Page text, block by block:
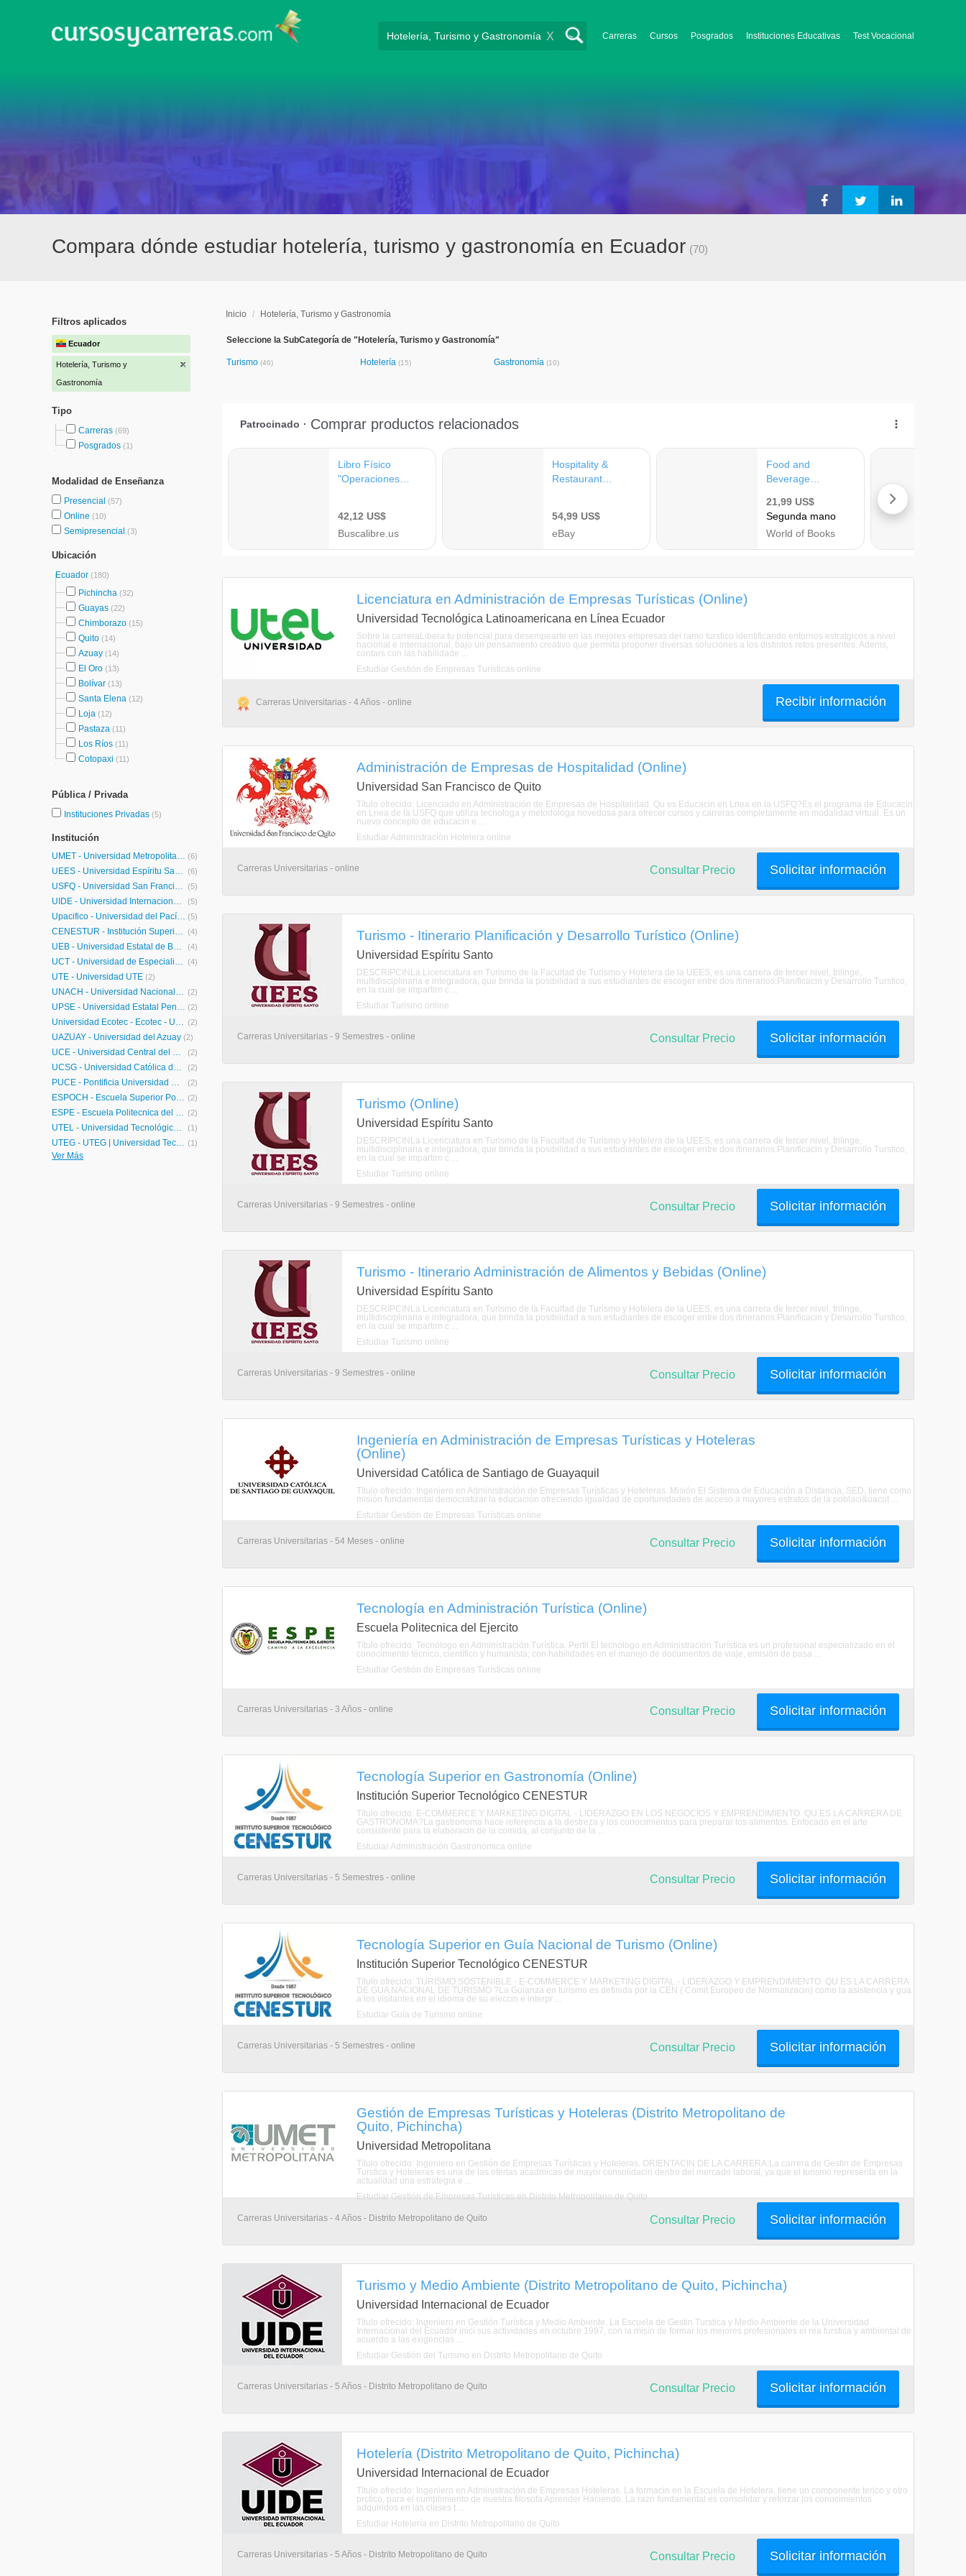
Carreras Cursos Posgrados Instituciones Educativas Test Vocacional
X
Compara dónde estudiar hotelería, turismo y gastronomía en Ecuador (70)
Filtros aplicados
Ecuador
Hotelería, Turismo y
Gastronomía
Tipo
Carreras (69)
Posgrados (1)
Modalidad de Enseñanza
Presencial (57)
Online (10)
Semipresencial (3)
Ubicación
Ecuador (180)
Pichincha (32)
Guayas (22)
Chimborazo (15)
Quito (14)
Azuay (14)
El Oro (13)
Bolívar (13)
Santa Elena (12)
Loja (12)
Pastaza (11)
Los Ríos (11)
Cotopaxi (11)
Pública / Privada
Instituciones Privadas (5)
Institución
UMET - Universidad Metropolitana (6)
UEES - Universidad Espíritu Santo (6)
USFQ - Universidad San Francisco de Quito (5)
UIDE - Universidad Internacional de Ecuador (5)
Upacifico - Universidad del Pacífico (5)
CENESTUR - Institución Superior Tecnológico CENESTUR (4)
UEB - Universidad Estatal de Bolivar (4)
UCT - Universidad de Especialidades Turísticas (4)
UTE - Universidad UTE (2)
UNACH - Universidad Nacional del Chimborazo (2)
UPSE - Universidad Estatal Peninsula de Santa Elena (2)
Universidad Ecotec - Ecotec - Universidad Tecnologica (2)
UAZUAY - Universidad del Azuay (2)
UCE - Universidad Central del Ecuador (2)
UCSG - Universidad Católica de Santiago de Guayaquil (2)
PUCE - Pontificia Universidad Católica del Ecuador (2)
ESPOCH - Escuela Superior Politécnica del Chimborazo (2)
ESPE - Escuela Politecnica del Ejercito (2)
UTEL - Universidad Tecnológica Latinoamericana en Línea Ecuador (1)
UTEG - UTEG | Universidad Tecnológica Empresarial de Guayaquil (1)
Ver Más
Inicio / Hotelería, Turismo y Gastronomía
Seleccione la SubCategoría de "Hotelería, Turismo y Gastronomía"
Turismo (46) Hotelería (15) Gastronomía (10)
Licenciatura en Administración de Empresas Turísticas (Online)
Universidad Tecnológica Latinoamericana en Línea Ecuador
Sobre la carreraLibera tu potencial para desempearte en las mejores empresas del ramo turstico identificando entornos estratgicos a nivel
nacional e internacional, bajo un pensamiento creativo que permita proponer diversas soluciones a los distintos retos presentes. Adems,
contars con las habilidade ...
Estudiar Gestión de Empresas Turísticas online
Carreras Universitarias - 4 Años - online Recibir información
Administración de Empresas de Hospitalidad (Online)
Universidad San Francisco de Quito
Título ofrecido: Licenciado en Administración de Empresas de Hospitalidad. Qu es Educacin en Lnea en la USFQ?Es el programa de Educacin
en Lnea de la USFQ que utiliza tecnologa y metodologa novedosa para ofrecer cursos y carreras completamente en modalidad virtual. Es un
nuevo concepto de educacin e ...
Estudiar Administración Hotelera online
Carreras Universitarias - online Solicitar información
Consultar Precio
Turismo - Itinerario Planificación y Desarrollo Turístico (Online)
Universidad Espíritu Santo
DESCRIPCINLa Licenciatura en Turismo de la Facultad de Turismo y Hotelera de la UEES, es una carrera de tercer nivel, trilinge,
multidisciplinaria e integradora, que brinda la posibilidad a sus estudiantes de escoger entre dos itinerarios:Planificacin y Desarrollo Turstico,
en la cual se impartirn c ...
Estudiar Turismo online
Carreras Universitarias - 9 Semestres - online Solicitar información
Consultar Precio
Turismo (Online)
Universidad Espíritu Santo
DESCRIPCINLa Licenciatura en Turismo de la Facultad de Turismo y Hotelera de la UEES, es una carrera de tercer nivel, trilinge,
multidisciplinaria e integradora, que brinda la posibilidad a sus estudiantes de escoger entre dos itinerarios:Planificacin y Desarrollo Turstico,
en la cual se impartirn c ...
Estudiar Turismo online
Carreras Universitarias - 9 Semestres - online Solicitar información
Consultar Precio
Turismo - Itinerario Administración de Alimentos y Bebidas (Online)
Universidad Espíritu Santo
DESCRIPCINLa Licenciatura en Turismo de la Facultad de Turismo y Hotelera de la UEES, es una carrera de tercer nivel, trilinge,
multidisciplinaria e integradora, que brinda la posibilidad a sus estudiantes de escoger entre dos itinerarios:Planificacin y Desarrollo Turstico,
en la cual se impartirn c ...
Estudiar Turismo online
Carreras Universitarias - 9 Semestres - online Solicitar información
Consultar Precio
Ingeniería en Administración de Empresas Turísticas y Hoteleras
(Online)
Universidad Católica de Santiago de Guayaquil
Título ofrecido: Ingeniero en Administración de Empresas Turísticas y Hoteleras. Misión El Sistema de Educación a Distancia, SED, tiene como
misión fundamental democratizar la educación ofreciendo igualdad de oportunidades de acceso a mayores estratos de la poblaci&oacut ...
Estudiar Gestión de Empresas Turísticas online
Carreras Universitarias - 54 Meses - online Solicitar información
Consultar Precio
Tecnología en Administración Turística (Online)
Escuela Politecnica del Ejercito
Título ofrecido: Tecnólogo en Administración Turística. Perfil El tecnólogo en Administración Turística es un profesional especializado en el
conocimiento técnico, científico y humanista; con habilidades en el manejo de documentos de viaje, emisión de pasa ...
Estudiar Gestión de Empresas Turísticas online
Carreras Universitarias - 3 Años - online Solicitar información
Consultar Precio
Tecnología Superior en Gastronomía (Online)
Institución Superior Tecnológico CENESTUR
Título ofrecido: E-COMMERCE Y MARKETING DIGITAL - LIDERAZGO EN LOS NEGOCIOS Y EMPRENDIMIENTO. QU ES LA CARRERA DE
GASTRONOMA?La gastronoma hace referencia a la destreza y los conocimientos para preparar los alimentos. Enfocado en el arte
consistente para la elaboracin de la comida, al conjunto de la ...
Estudiar Administración Gastronomica online
Carreras Universitarias - 5 Semestres - online Solicitar información
Consultar Precio
Tecnología Superior en Guía Nacional de Turismo (Online)
Institución Superior Tecnológico CENESTUR
Título ofrecido: TURISMO SOSTENIBLE - E-COMMERCE Y MARKETING DIGITAL - LIDERAZGO Y EMPRENDIMIENTO. QU ES LA CARRERA
DE GUA NACIONAL DE TURISMO ?La Guianza en turismo es definida por la CEN ( Comit Europeo de Normalizacin) como la asistencia y gua
a los visitantes en el idioma de su eleccin e interpr ...
Estudiar Guía de Turismo online
Carreras Universitarias - 5 Semestres - online Solicitar información
Consultar Precio
Gestión de Empresas Turísticas y Hoteleras (Distrito Metropolitano de
Quito, Pichincha)
Universidad Metropolitana
Título ofrecido: Ingeniero en Gestión de Empresas Turísticas y Hoteleras. ORIENTACIN DE LA CARRERA:La carrera de Gestin de Empresas
Turstica y Hoteleras es una de las ofertas acadmicas de mayor consolidacin dentro del mercado laboral, ya que el turismo representa en la
actualidad una estrategia e ...
Estudiar Gestión de Empresas Turísticas en Distrito Metropolitano de Quito
Carreras Universitarias - 4 Años - Distrito Metropolitano de Quito Solicitar información
Consultar Precio
Turismo y Medio Ambiente (Distrito Metropolitano de Quito, Pichincha)
Universidad Internacional de Ecuador
Título ofrecido: Ingeniero en Gestión Turística y Medio Ambiente. La Escuela de Gestin Turstica y Medio Ambiente de la Universidad
Internacional del Ecuador inici sus actividades en octubre 1997, con la misin de formar los mejores profesionales el rea turstica y ambiental de
acuerdo a las exigencias ...
Estudiar Gestión del Turismo en Distrito Metropolitano de Quito
Carreras Universitarias - 5 Años - Distrito Metropolitano de Quito Solicitar información
Consultar Precio
Hotelería (Distrito Metropolitano de Quito, Pichincha)
Universidad Internacional de Ecuador
Título ofrecido: Ingeniero en Administración de Empresas Hoteleras. La formacin en la Escuela de Hotelera, tiene un componente terico y otro
prctico, para el cumplimiento de nuestra filosofa Aprender Haciendo. La razn fundamental es consolidar y reforzar los conocimientos
adquiridos en las clases t ...
Estudiar Hotelería en Distrito Metropolitano de Quito
Carreras Universitarias - 5 Años - Distrito Metropolitano de Quito Solicitar información
Consultar Precio